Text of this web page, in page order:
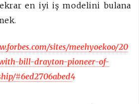
en iyi iş modelini bulana
sites/meehyoekoo/20
bill-drayton-pioneer-of-
#6ed2706abed4